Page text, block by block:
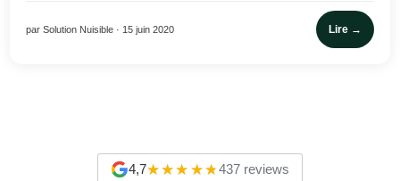
par Solution Nuisible · 15 juin 2020 Lire →
4,7 437 reviews